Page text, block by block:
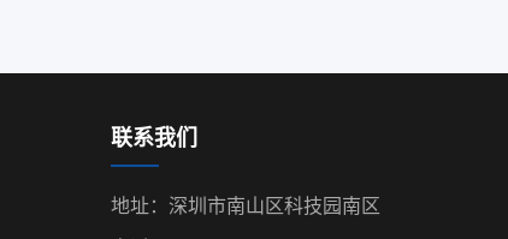
联系我们
地址：深圳市南山区科技园南区